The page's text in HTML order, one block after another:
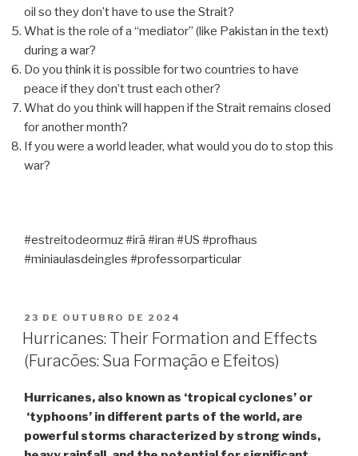
oil so they don’t have to use the Strait?
What is the role of a “mediator” (like Pakistan in the text)
during a war?
Do you think it is possible for two countries to have
peace if they don’t trust each other?
What do you think will happen if the Strait remains closed
for another month?
If you were a world leader, what would you do to stop this
war?
#estreitodeormuz #irã #iran #US #profhaus
#miniaulasdeingles #professorparticular
23 DE OUTUBRO DE 2024
Hurricanes: Their Formation and Effects
(Furacões: Sua Formação e Efeitos)
Hurricanes, also known as ‘tropical cyclones’ or
‘typhoons’ in different parts of the world, are
powerful storms characterized by strong winds,